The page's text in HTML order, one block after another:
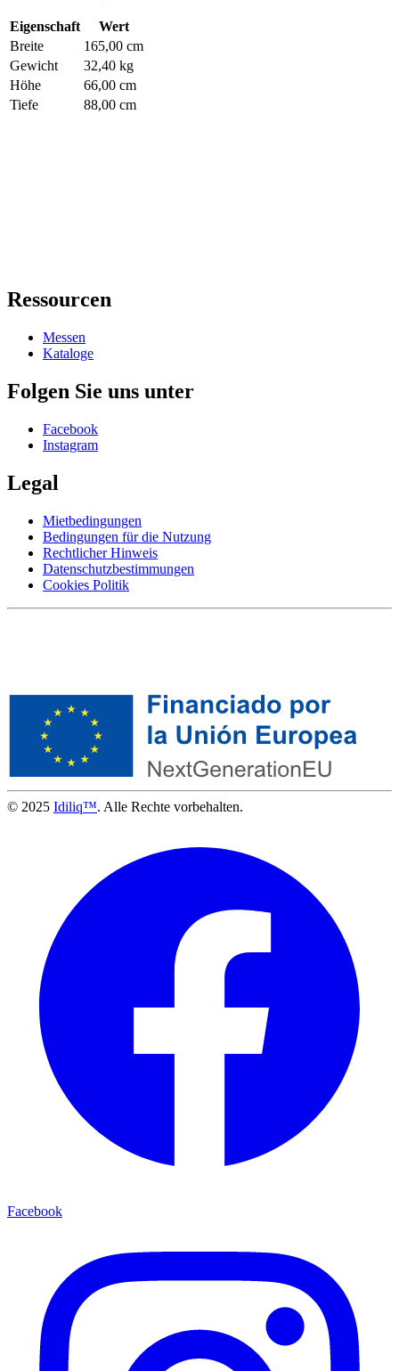
Eigenschaft
Wert
Breite
165,00 cm
Gewicht
32,40 kg
Höhe
66,00 cm
Tiefe
88,00 cm
Ressourcen
Messen
Kataloge
Folgen Sie uns unter
Facebook
Instagram
Legal
Mietbedingungen
Bedingungen für die Nutzung
Rechtlicher Hinweis
Datenschutzbestimmungen
Cookies Politik
© 2025 Idiliq™. Alle Rechte vorbehalten.
Facebook